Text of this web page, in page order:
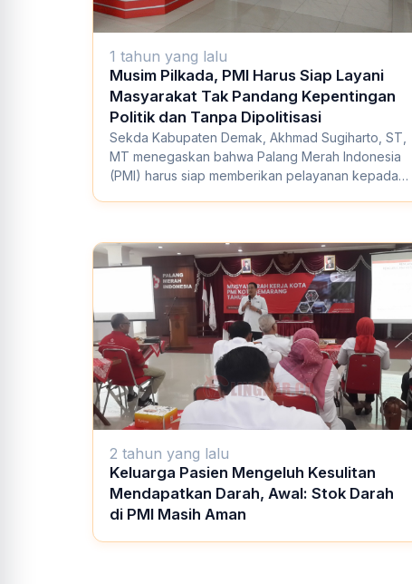
1 tahun yang lalu
Musim Pilkada, PMI Harus Siap Layani
Masyarakat Tak Pandang Kepentingan
Politik dan Tanpa Dipolitisasi
Sekda Kabupaten Demak, Akhmad Sugiharto, ST,
MT menegaskan bahwa Palang Merah Indonesia
(PMI) harus siap memberikan pelayanan kepada
2 tahun yang lalu
Keluarga Pasien Mengeluh Kesulitan
Mendapatkan Darah, Awal: Stok Darah
di PMI Masih Aman